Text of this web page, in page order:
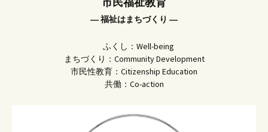
― 福祉はまちづくり ―
ふくし：Well-being
まちづくり：Community Development
市民性教育：Citizenship Education
共働：Co-action